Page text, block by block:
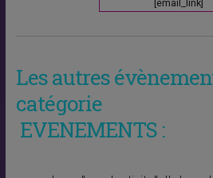
[email_link]
Les autres
catégorie
EVENEMENTS :